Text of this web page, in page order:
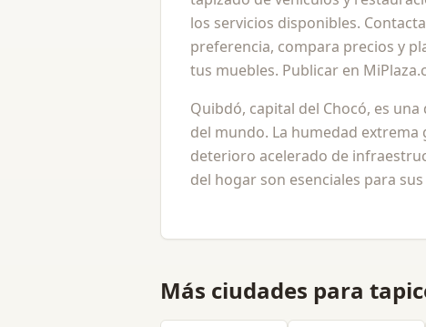
los servicios disponibles.
preferencia, compara precios y
tus muebles. Publicar en
Quibdó, capital del Chocó, es
del mundo. La humedad
deterioro acelerado de
del hogar son esenciales para
Más ciudades para